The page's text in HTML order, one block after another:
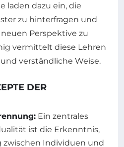
laden dazu ein, die
zu hinterfragen und
Perspektive zu
vermittelt diese Lehren
verständliche Weise.
DER
Ein zentrales
ist die Erkenntnis,
zwischen Individuen und